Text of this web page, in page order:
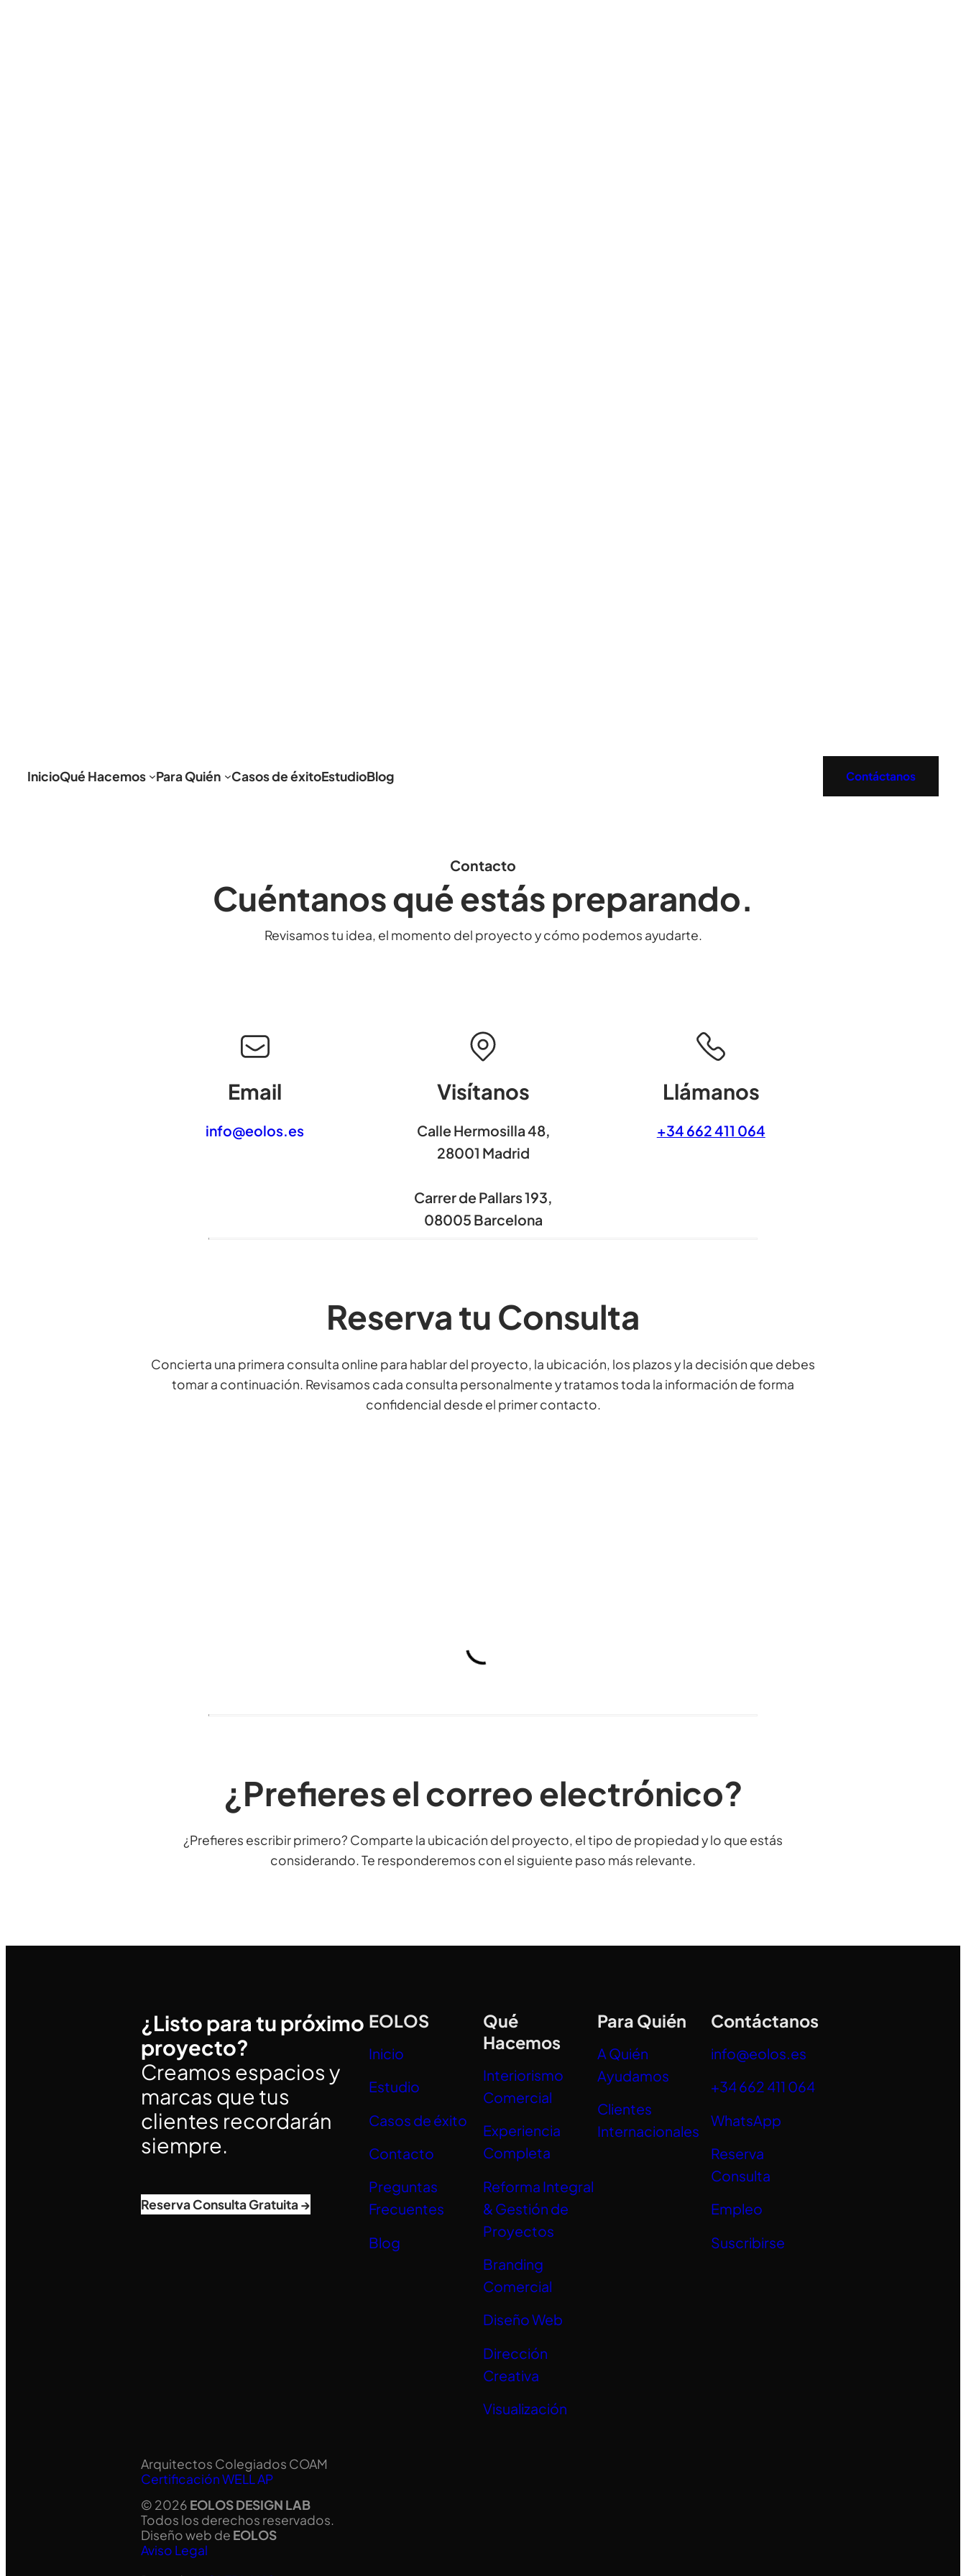
InicioQué Hacemos Para Quién Casos de éxitoEstudioBlog Contáctanos
Contacto
Cuéntanos qué estás preparando.
Revisamos tu idea, el momento del proyecto y cómo podemos ayudarte.
Email
info@eolos.es
Visítanos
Calle Hermosilla 48,
28001 Madrid
Carrer de Pallars 193,
08005 Barcelona
Llámanos
+34 662 411 064
Reserva tu Consulta
Concierta una primera consulta online para hablar del proyecto, la ubicación, los plazos y la decisión que debes
tomar a continuación. Revisamos cada consulta personalmente y tratamos toda la información de forma
confidencial desde el primer contacto.
¿Prefieres el correo electrónico?
¿Prefieres escribir primero? Comparte la ubicación del proyecto, el tipo de propiedad y lo que estás
considerando. Te responderemos con el siguiente paso más relevante.
¿Listo para tu próximo
proyecto?
Creamos espacios y
marcas que tus
clientes recordarán
siempre.
Reserva Consulta Gratuita →
EOLOS
Inicio
Estudio
Casos de éxito
Contacto
Preguntas
Frecuentes
Blog
Qué
Hacemos
Interiorismo
Comercial
Experiencia
Completa
Reforma Integral
& Gestión de
Proyectos
Branding
Comercial
Diseño Web
Dirección
Creativa
Visualización
Para Quién
A Quién
Ayudamos
Clientes
Internacionales
Contáctanos
info@eolos.es
+34 662 411 064
WhatsApp
Reserva
Consulta
Empleo
Suscribirse
Arquitectos Colegiados COAM
Certificación WELL AP
© 2026 EOLOS DESIGN LAB
Todos los derechos reservados.
Diseño web de EOLOS
Aviso Legal